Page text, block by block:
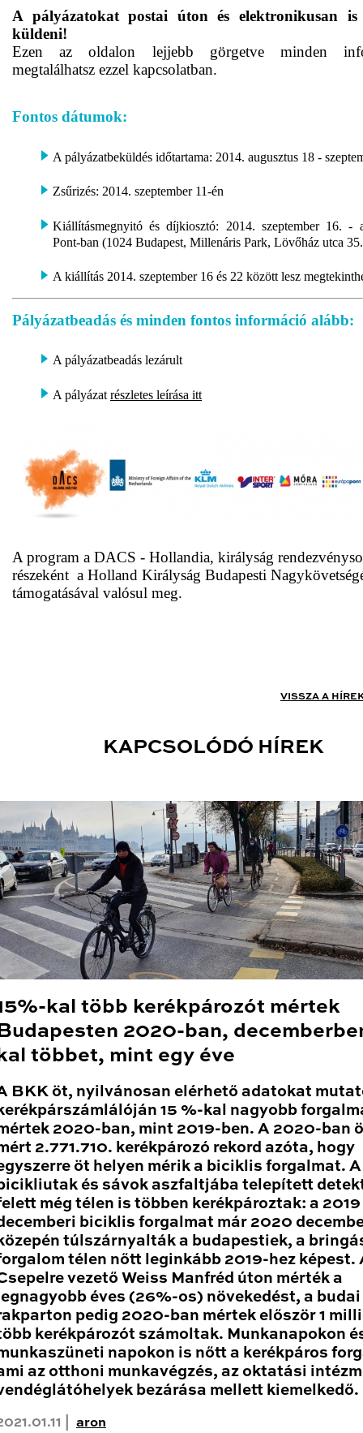
A pályázatokat postai úton és elektronikusan
küldeni!
Ezen az oldalon lejjebb görgetve minden
megtalálhatsz ezzel kapcsolatban.
Fontos dátumok:
A pályázatbeküldés időtartama: 2014. augusztus 18 -
Zsűrizés: 2014. szeptember 11-én
Kiállításmegnyitó és díjkiosztó: 2014. szeptember 16. -
Pont-ban (1024 Budapest, Millenáris Park, Lövőház utca
A kiállítás 2014. szeptember 16 és 22 között lesz
Pályázatbeadás és minden fontos információ alább:
A pályázatbeadás lezárult
A pályázat részletes leírása itt
A program a DACS - Hollandia, királyság
részeként a Holland Királyság Budapesti
támogatásával valósul meg.
VISSZA A
KAPCSOLÓDÓ HÍREK
kal több kerékpározót mértek
2020-ban,
többet, mint egy éve
BKK öt, nyilvánosan elérhető adatokat
15 %-kal nagyobb
2020-ban, mint 2019-ben. A 2020-ban
2.771.710. kerékpározó rekord azóta, hogy
öt helyen mérik a biciklis forgalmat. A
és sávok aszfaltjába telepített
még télen is többen kerékpároztak: a 2019
biciklis forgalmat már 2020
túlszárnyalták a budapestiek, a
télen nőtt leginkább 2019-hez képest.
vezető Weiss Manfréd úton mérték a
éves (26%-os) növekedést, a budai
pedig 2020-ban mértek először 1
kerékpározót számoltak. Munkanapokon
napokon is nőtt a kerékpáros
az otthoni munkavégzés, az oktatási
bezárása mellett kiemelkedő.
| aron